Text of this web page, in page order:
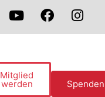
Mitglied
werden Spenden